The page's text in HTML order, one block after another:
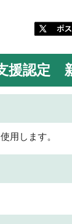
援認定
用します。